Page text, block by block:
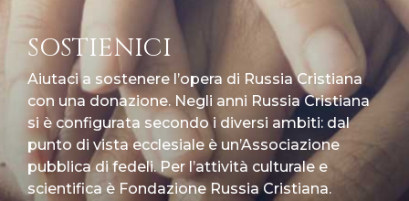
SOSTIENICI
Aiutaci a sostenere l’opera di Russia Cristiana
con una donazione. Negli anni Russia Cristiana
si è configurata secondo i diversi ambiti: dal
punto di vista ecclesiale è un’Associazione
pubblica di fedeli. Per l’attività culturale e
scientifica è Fondazione Russia Cristiana.